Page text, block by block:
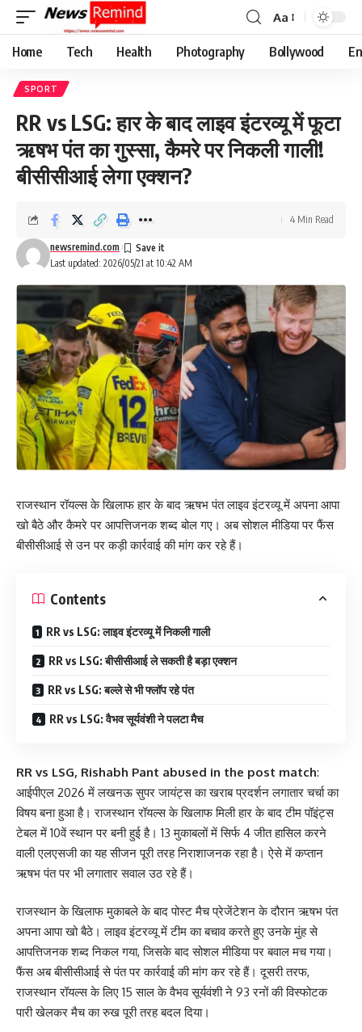
Font
Resizer
Aa
Home Tech Health Photography Bollywood
SPORT
RR vs LSG: हार के बाद लाइव इंटरव्यू में फूटा
ऋषभ पंत का गुस्सा, कैमरे पर निकली गाली!
बीसीसीआई लेगा एक्शन?
Last updated: 2026/05/21 at 10:42 AM
newsremind.com
4 Min Read
राजस्थान रॉयल्स के खिलाफ हार के बाद ऋषभ पंत लाइव इंटरव्यू में अपना आपा
खो बैठे और कैमरे पर आपत्तिजनक शब्द बोल गए। अब सोशल मीडिया पर फैंस
बीसीसीआई से उन पर कड़ी कार्रवाई की मांग कर रहे हैं।
Contents
RR vs LSG: लाइव इंटरव्यू में निकली गाली
RR vs LSG: बीसीसीआई ले सकती है बड़ा एक्शन
RR vs LSG: बल्ले से भी फ्लॉप रहे पंत
RR vs LSG: वैभव सूर्यवंशी ने पलटा मैच
RR vs LSG, Rishabh Pant abused in the post match:
आईपीएल 2026 में लखनऊ सुपर जायंट्स का खराब प्रदर्शन लगातार चर्चा का
विषय बना हुआ है। राजस्थान रॉयल्स के खिलाफ मिली हार के बाद टीम पॉइंट्स
टेबल में 10वें स्थान पर बनी हुई है। 13 मुकाबलों में सिर्फ 4 जीत हासिल करने
वाली एलएसजी का यह सीजन पूरी तरह निराशाजनक रहा है। ऐसे में कप्तान
ऋषभ पंत पर भी लगातार सवाल उठ रहे हैं।
राजस्थान के खिलाफ मुकाबले के बाद पोस्ट मैच प्रेजेंटेशन के दौरान ऋषभ पंत
अपना आपा खो बैठे। लाइव इंटरव्यू में टीम का बचाव करते हुए उनके मुंह से
आपत्तिजनक शब्द निकल गया, जिसके बाद सोशल मीडिया पर बवाल मच गया।
फैंस अब बीसीसीआई से पंत पर कार्रवाई की मांग कर रहे हैं। दूसरी तरफ,
राजस्थान रॉयल्स के लिए 15 साल के वैभव सूर्यवंशी ने 93 रनों की विस्फोटक
पारी खेलकर मैच का रुख पूरी तरह बदल दिया।